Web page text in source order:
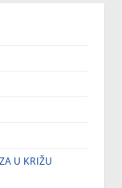
U KRIŽU